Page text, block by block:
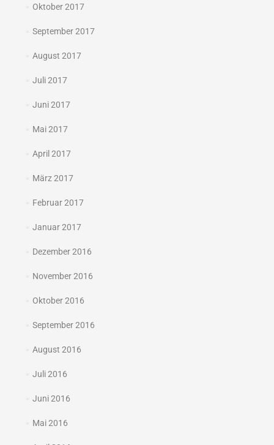
Oktober 2017
September 2017
August 2017
Juli 2017
Juni 2017
Mai 2017
April 2017
März 2017
Februar 2017
Januar 2017
Dezember 2016
November 2016
Oktober 2016
September 2016
August 2016
Juli 2016
Juni 2016
Mai 2016